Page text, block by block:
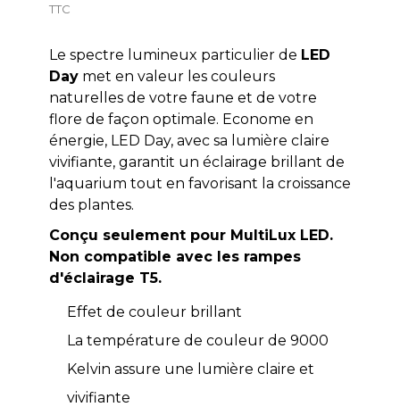
TTC
Le spectre lumineux particulier de LED
Daymet en valeur les couleurs
naturelles de votre faune et de votre
flore de façon optimale. Econome en
énergie, LED Day, avec sa lumière claire
vivifiante, garantit un éclairage brillant de
l'aquarium tout en favorisant la croissance
des plantes.
Conçu seulement pour MultiLux LED.
Non compatible avec les rampes
d'éclairage T5.
Effet de couleur brillant
La température de couleur de 9000
Kelvin assure une lumière claire et
vivifiante